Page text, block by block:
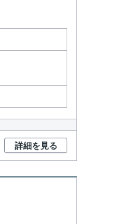
詳細を見る